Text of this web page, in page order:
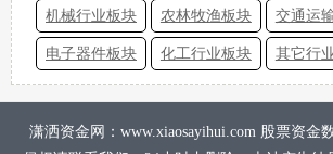
机械行业板块 农林牧渔板块 交通运
电子器件板块 化工行业板块 其它行
潇洒资金网：www.xiaosayihui.com 股票资金